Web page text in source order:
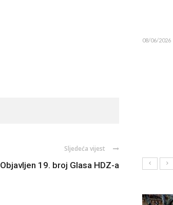
Sljedeća vijest
Objavljen 19. broj Glasa HDZ-a
08/06/2026